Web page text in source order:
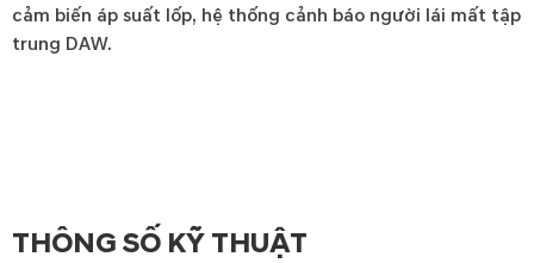
cảm biến áp suất lốp, hệ thống cảnh báo người lái mất tập
trung DAW.
THÔNG SỐ KỸ THUẬT